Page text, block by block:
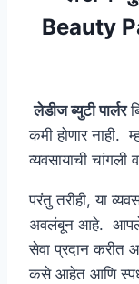
Beauty
लेडीज ब्युटी पार्लर
कमी होणार नाही.
व्यवसायाची
परंतु तरीही, या
अवलंबून आहे. आपले
सेवा प्रदान करीत
कसे आहेत आणि